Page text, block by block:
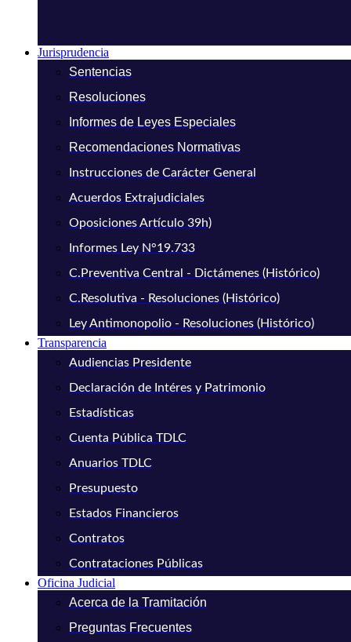
Jurisprudencia
Sentencias
Resoluciones
Informes de Leyes Especiales
Recomendaciones Normativas
Instrucciones de Carácter General
Acuerdos Extrajudiciales
Oposiciones Artículo 39h)
Informes Ley N°19.733
C.Preventiva Central - Dictámenes (Histórico)
C.Resolutiva - Resoluciones (Histórico)
Ley Antimonopolio - Resoluciones (Histórico)
Transparencia
Audiencias Presidente
Declaración de Intéres y Patrimonio
Estadísticas
Cuenta Pública TDLC
Anuarios TDLC
Presupuesto
Estados Financieros
Contratos
Contrataciones Públicas
Oficina Judicial
Acerca de la Tramitación
Preguntas Frecuentes